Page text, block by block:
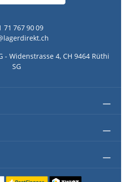
71 767 90 09
- Widenstrasse 4, CH 9464 Rüthi
SG